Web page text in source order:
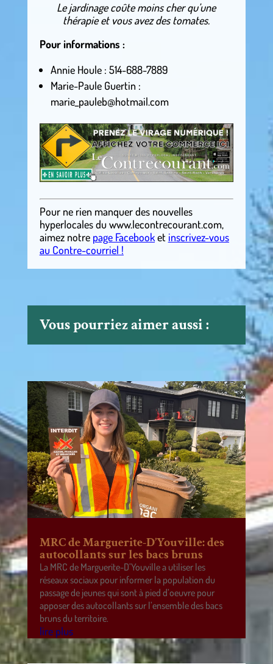
Le jardinage coûte moins cher qu’une
thérapie et vous avez des tomates.
Pour informations :
Annie Houle : 514-688-7889
Marie-Paule Guertin :
marie_pauleb@hotmail.com
Pour ne rien manquer des nouvelles
hyperlocalesdu www.lecontrecourant.com,
aimez notre page Facebooket inscrivez-vous
au Contre-courriel !
Vous pourriez aimer aussi :
MRC de Marguerite-D’Youville: des
autocollants sur les bacs bruns
La MRC de Marguerite-D’Youville a utiliser les
réseaux sociaux pour informer la population du
passage de jeunes qui sont à pied d’oeuvre pour
apposer des autocollants sur l’ensemble des bacs
bruns du territoire.
lire plus